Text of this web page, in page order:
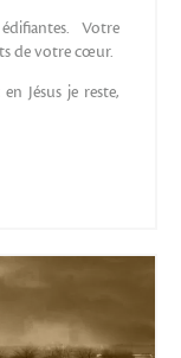
Votre
de votre cœur.
Jésus je reste,